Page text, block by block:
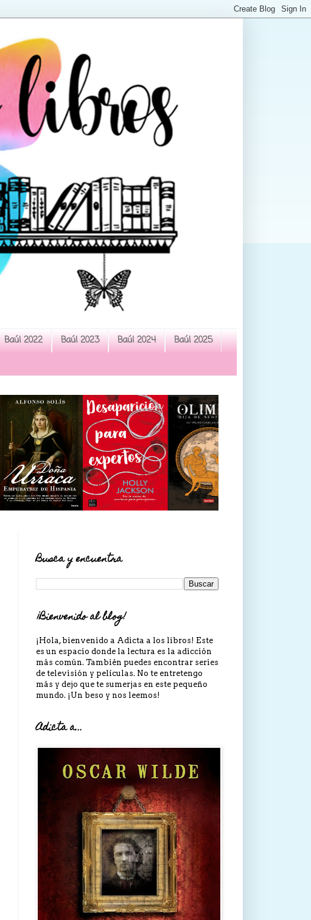
Baúl 2022 Baúl 2023 Baúl 2024
Baúl 2025
Busca y encuentra
¡Bienvenido al blog!
¡Hola, bienvenido a Adicta a los libros! Este
es un espacio donde la lectura es la adicción
más común. También puedes encontrar series
de televisión y películas. No te entretengo
más y dejo que te sumerjas en este pequeño
mundo. ¡Un beso y nos leemos!
Adicta a...